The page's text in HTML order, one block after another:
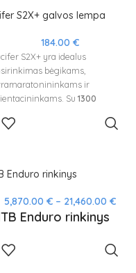
S2X+ galvos lempa
184.00 €
S2X+ yra idealus
bėgikams,
ir
Su 1300
šis žibintas užtikrina
ilgą veikimo laiką ir
įkrovimą. Puikus
aktyviems!
Enduro rinkinys
5,870.00 € – 21,460.00 €
Enduro rinkinys